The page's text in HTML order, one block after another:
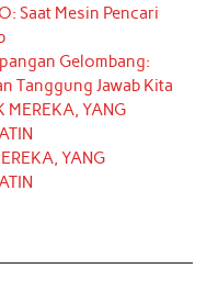
Saat Mesin Pencari
Gelombang:
Tanggung Jawab Kita
MEREKA, YANG
YANG